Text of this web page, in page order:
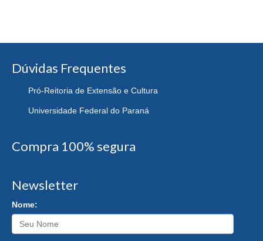
Dúvidas Frequentes
Pró-Reitoria de Extensão e Cultura
Universidade Federal do Paraná
Compra 100% segura
Newsletter
Nome: